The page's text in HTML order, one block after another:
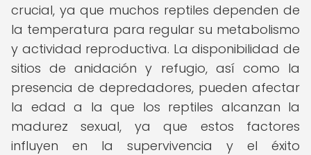
crucial, ya que muchos reptiles dependen de
la temperatura para regular su metabolismo
y actividad reproductiva. La disponibilidad de
sitios de anidación y refugio, así como la
presencia de depredadores, pueden afectar
la edad a la que los reptiles alcanzan la
madurez sexual, ya que estos factores
influyen en la supervivencia y el éxito